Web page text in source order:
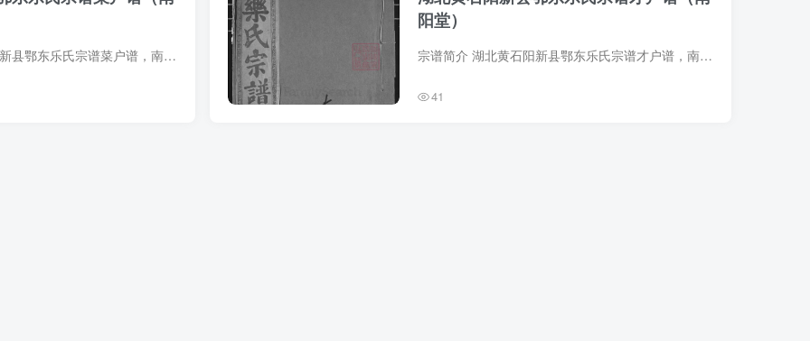
宗谱简介 湖北黄石阳新县鄂东乐氏宗谱菜户谱，南阳堂，1989年乐有江等编修，23册。始祖乐章，唐朝人，由河南省南阳市，迁到江西省抚州市宜黄县。始迁祖乐信大，于北宋时迁湖北省黄石市阳新县。 ...
阳堂）
宗谱简介 湖北黄石阳新县鄂东乐氏宗谱才户谱，南阳堂，1989年乐骏家编修，11册。始祖乐元兴（字朝祥，行显七）。始迁祖其子乐福，由滩湖（今湖南省岳阳市湘阴县滩湖）迁湖北阳新下乐庄。 宗谱部...
41